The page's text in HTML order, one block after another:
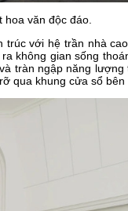
văn độc đáo.
với hệ trần nhà
không gian sống
tràn ngập năng
qua khung cửa sổ bên